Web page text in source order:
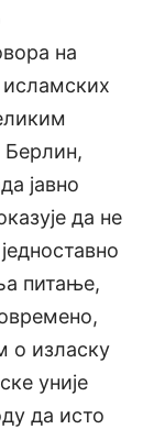
на
исламских
Берлин,
јавно
да не
питање,
о изласку
уније
да исто